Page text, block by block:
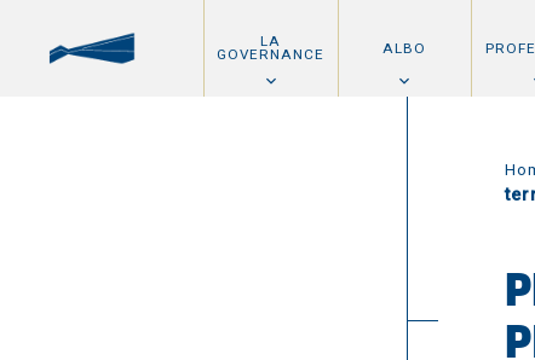
LA
GOVERNANCE ALBO